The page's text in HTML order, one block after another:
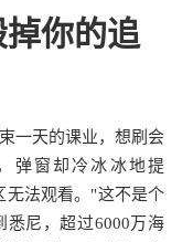
你的追
一天的课业，想刷会
弹窗却冷冰冰地提
无法观看。"这不是个
悉尼，超过6000万海